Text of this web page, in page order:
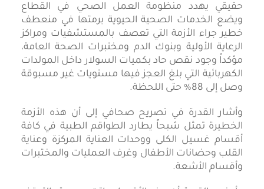
حقيقي يهدد منظومة العمل الصحي في القطاع
ويضع الخدمات الصحية الحيوية برمتها في منعطف
خطير جراء الأزمة التي تعصف بالمستشفيات ومراكز
الرعاية الأولية وبنوك الدم ومختبرات الصحة العامة،
مؤكداً وجود نقص حاد بكميات السولار داخل المولدات
الكهربائية التي بلغ العجز فيها مستويات غير مسبوقة
وصل إلى 88% حتى اللحظة.
وأشار القدرة في تصريح صحافي إلى أن هذه الأزمة
الخطيرة تمثل شبحاً يطارد الطواقم الطبية في كافة
أقسام غسيل الكلى ووحدات العناية المركزة وعناية
القلب وحضانات الأطفال وغرف العمليات والمختبرات
وأقسام الأشعة.